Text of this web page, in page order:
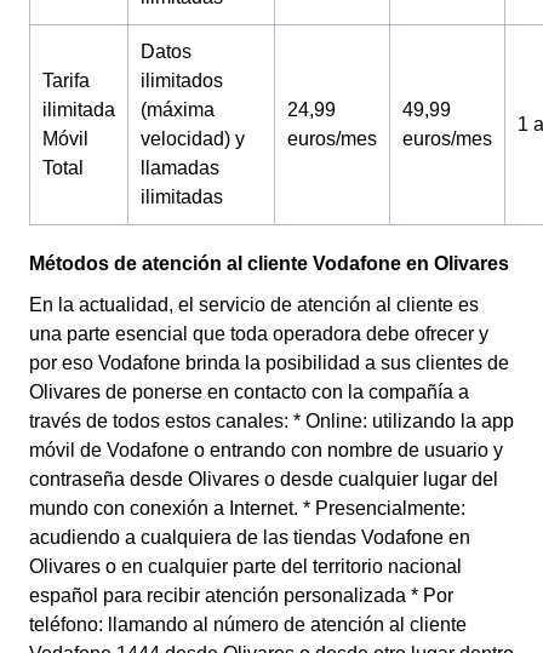
Tarifa
ilimitada
Móvil
Total
Datos
ilimitados
(máxima
velocidad) y
llamadas
ilimitadas
24,99
euros/mes
49,99
euros/mes
1
Métodos de atención al cliente Vodafone en Olivares
En la actualidad, el servicio de atención al cliente es
una parte esencial que toda operadora debe ofrecer y
por eso Vodafone brinda la posibilidad a sus clientes de
Olivares de ponerse en contacto con la compañía a
través de todos estos canales: * Online: utilizando la app
móvil de Vodafone o entrando con nombre de usuario y
contraseña desde Olivares o desde cualquier lugar del
mundo con conexión a Internet. * Presencialmente:
acudiendo a cualquiera de las tiendas Vodafone en
Olivares o en cualquier parte del territorio nacional
español para recibir atención personalizada * Por
teléfono: llamando al número de atención al cliente